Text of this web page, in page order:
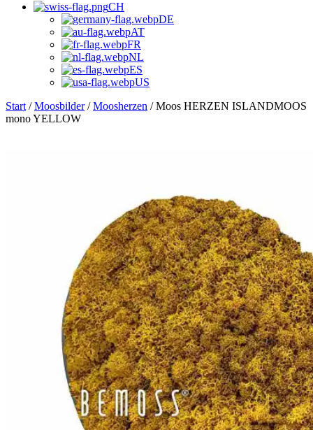
CH
DE
AT
FR
NL
ES
US
Start /Moosbilder/Moosherzen / Moos HERZEN ISLANDMOOS
mono YELLOW